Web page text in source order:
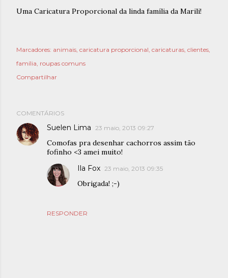
Uma Caricatura Proporcional da linda família da Marili!
Marcadores: animais caricatura proporcional caricaturas clientes
família roupas comuns
Compartilhar
COMENTÁRIOS
Suelen Lima 23 maio, 2013 09:27
Comofas pra desenhar cachorros assim tão
fofinho <3 amei muito!
RESPONDER
Ila Fox 23 maio, 2013 09:35
Obrigada! ;-)